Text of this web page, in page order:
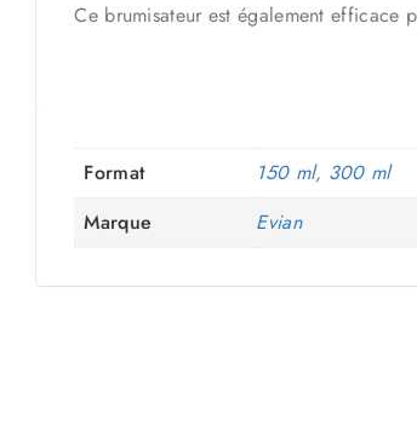
Ce brumisateur est également efficace
Format 150 ml, 300 ml
Marque
Evian